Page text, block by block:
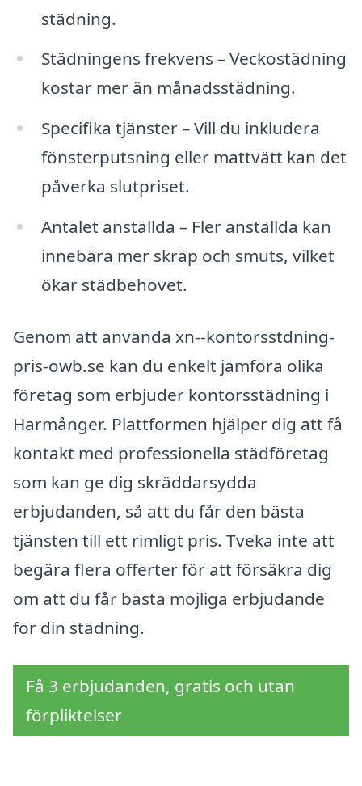
städning.
Städningens frekvens – Veckostädning
kostar mer än månadsstädning.
Specifika tjänster – Vill du inkludera
fönsterputsning eller mattvätt kan det
påverka slutpriset.
Antalet anställda – Fler anställda kan
innebära mer skräp och smuts, vilket
ökar städbehovet.
Genom att använda xn--kontorsstdning-
pris-owb.se kan du enkelt jämföra olika
företag som erbjuder kontorsstädning i
Harmånger. Plattformen hjälper dig att få
kontakt med professionella städföretag
som kan ge dig skräddarsydda
erbjudanden, så att du får den bästa
tjänsten till ett rimligt pris. Tveka inte att
begära flera offerter för att försäkra dig
om att du får bästa möjliga erbjudande
för din städning.
Få 3 erbjudanden, gratis och utan
förpliktelser